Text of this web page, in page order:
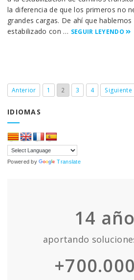
la diferencia de que los primeros no
grandes cargas. De ahí que
estabilizado con … SEGUIR LEYENDO
Anterior 1 2 3 4 Siguiente
IDIOMAS
Powered by Translate
14
aportando